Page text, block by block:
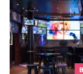
The Big Game